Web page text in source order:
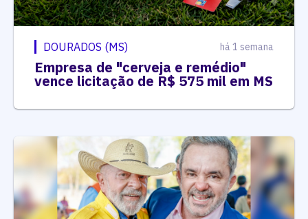
DOURADOS (MS) há 1 semana
Empresa de "cerveja e remédio"
vence licitação de R$ 575 mil em MS